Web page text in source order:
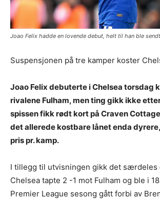
Joao Felix hadde en lovende debut, helt til han ble
Suspensjonen på tre kamper koster
Joao Felix debuterte i Chelsea torsdag
rivalene Fulham, men ting gikk ikke
spissen fikk rødt kort på Craven
det allerede kostbare lånet enda
pris pr. kamp.
I tillegg til utvisningen gikk det særdeles
Chelsea tapte 2 -1 mot Fulham og ble i
Premier League sesong gått forbi av